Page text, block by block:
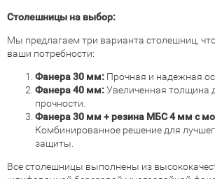
Столешницы на выбор:
Мы предлагаем три варианта столешниц,
ваши потребности:
Фанера 30 мм: Прочная и надежная
Фанера 40 мм:Увеличенная толщина
прочности.
Фанера 30 мм + резина МБС 4 мм с
Комбинированное решение для
защиты.
Все столешницы выполнены из